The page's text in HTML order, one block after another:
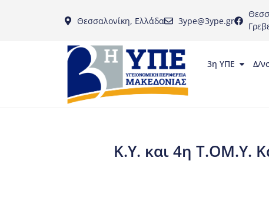
Θεσσαλονίκη, Ελλάδα 3ype@3ype.gr
3η ΥΠΕ Δ/
Κ.Υ. και 4η Τ.ΟΜ.Υ.